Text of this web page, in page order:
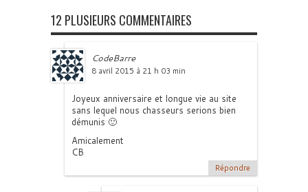
12 PLUSIEURS COMMENTAIRES
CodeBarre
8 avril 2015 à 21 h 03 min
Joyeux anniversaire et longue vie au site
sans lequel nous chasseurs serions bien
démunis 🙂
Amicalement
CB
Répondre